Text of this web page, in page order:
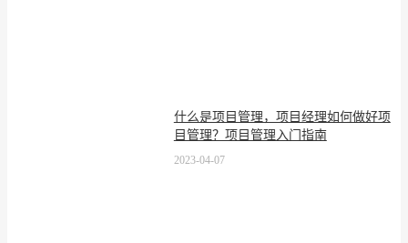
什么是项目管理，项目经理如何做好项
目管理？项目管理入门指南
2023-04-07